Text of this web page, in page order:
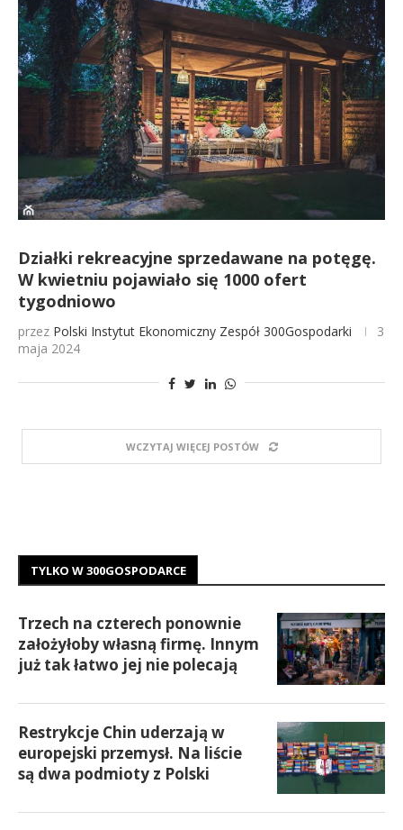
Działki rekreacyjne sprzedawane na potęgę.
W kwietniu pojawiało się 1000 ofert
tygodniowo
przez Polski Instytut Ekonomiczny Zespół 300Gospodarki
3
maja 2024
WCZYTAJ WIĘCEJ POSTÓW
TYLKO W 300GOSPODARCE
Trzech na czterech ponownie
założyłoby własną firmę. Innym
już tak łatwo jej nie polecają
Restrykcje Chin uderzają w
europejski przemysł. Na liście
są dwa podmioty z Polski